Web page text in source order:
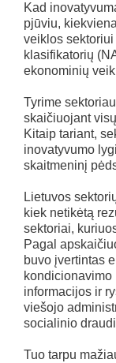
Kad
pjūviu,
veiklos
klasifikatorių
ekonominių
Tyrime
skaičiuojant
Kitaip tariant,
inovatyvumo
skaitmeninį
Lietuvos
kiek netikėtą
sektoriai,
Pagal
buvo įvertintas
kondicionavimo
informacijos ir
viešojo
socialinio
Tuo tarpu